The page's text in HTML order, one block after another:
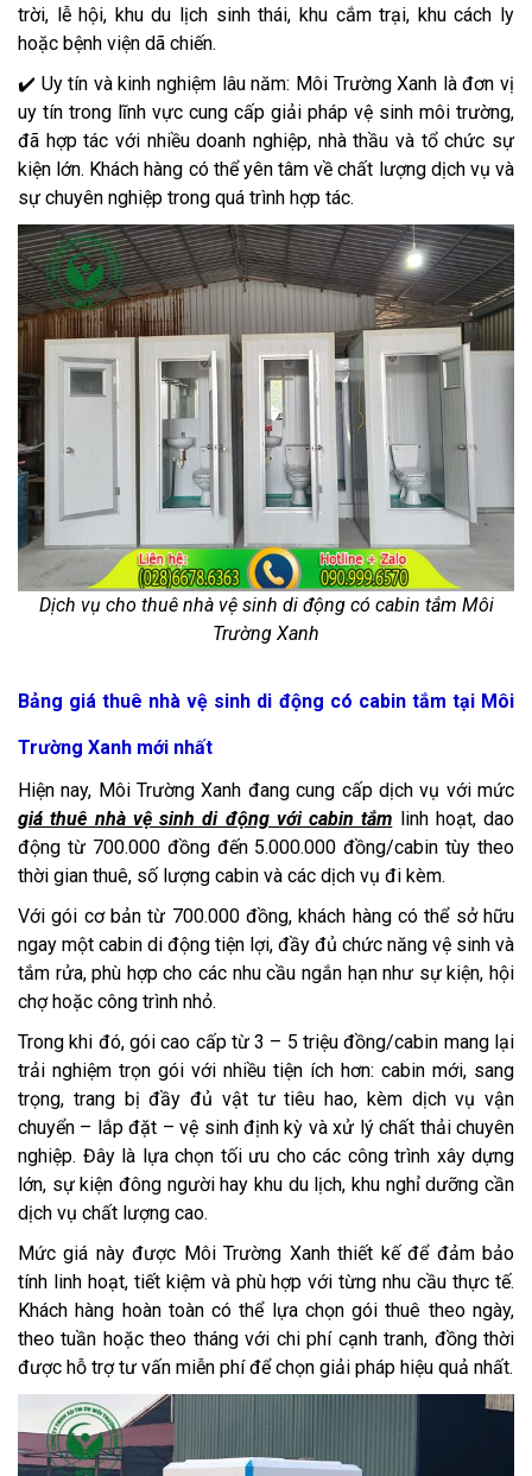
trời, lễ hội, khu du lịch sinh thái, khu cắm trại, khu cách ly
hoặc bệnh viện dã chiến.
✔️ Uy tín và kinh nghiệm lâu năm: Môi Trường Xanh là đơn vị
uy tín trong lĩnh vực cung cấp giải pháp vệ sinh môi trường,
đã hợp tác với nhiều doanh nghiệp, nhà thầu và tổ chức sự
kiện lớn. Khách hàng có thể yên tâm về chất lượng dịch vụ và
sự chuyên nghiệp trong quá trình hợp tác.
Dịch vụ cho thuê nhà vệ sinh di động có cabin tắm Môi
Trường Xanh
Bảng giá thuê nhà vệ sinh di động có cabin tắm tại Môi
Trường Xanh mới nhất
Hiện nay, Môi Trường Xanh đang cung cấp dịch vụ với mức
giá thuê nhà vệ sinh di động với cabin tắm linh hoạt, dao
động từ 700.000 đồng đến 5.000.000 đồng/cabin tùy theo
thời gian thuê, số lượng cabin và các dịch vụ đi kèm.
Với gói cơ bản từ 700.000 đồng, khách hàng có thể sở hữu
ngay một cabin di động tiện lợi, đầy đủ chức năng vệ sinh và
tắm rửa, phù hợp cho các nhu cầu ngắn hạn như sự kiện, hội
chợ hoặc công trình nhỏ.
Trong khi đó, gói cao cấp từ 3 – 5 triệu đồng/cabin mang lại
trải nghiệm trọn gói với nhiều tiện ích hơn: cabin mới, sang
trọng, trang bị đầy đủ vật tư tiêu hao, kèm dịch vụ vận
chuyển – lắp đặt – vệ sinh định kỳ và xử lý chất thải chuyên
nghiệp. Đây là lựa chọn tối ưu cho các công trình xây dựng
lớn, sự kiện đông người hay khu du lịch, khu nghỉ dưỡng cần
dịch vụ chất lượng cao.
Mức giá này được Môi Trường Xanh thiết kế để đảm bảo
tính linh hoạt, tiết kiệm và phù hợp với từng nhu cầu thực tế.
Khách hàng hoàn toàn có thể lựa chọn gói thuê theo ngày,
theo tuần hoặc theo tháng với chi phí cạnh tranh, đồng thời
được hỗ trợ tư vấn miễn phí để chọn giải pháp hiệu quả nhất.